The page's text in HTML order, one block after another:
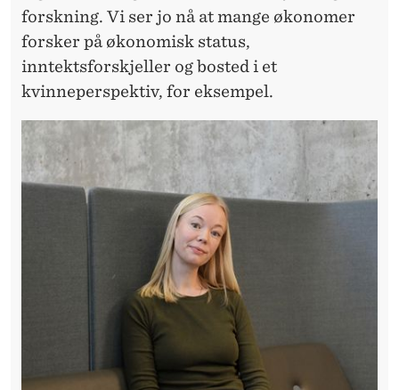
forskning. Vi ser jo nå at mange økonomer
forsker på økonomisk status,
inntektsforskjeller og bosted i et
kvinneperspektiv, for eksempel.